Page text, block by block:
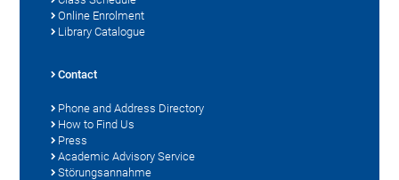
Online Enrolment
Library Catalogue
Contact
Phone and Address Directory
How to Find Us
Press
Academic Advisory Service
Störungsannahme